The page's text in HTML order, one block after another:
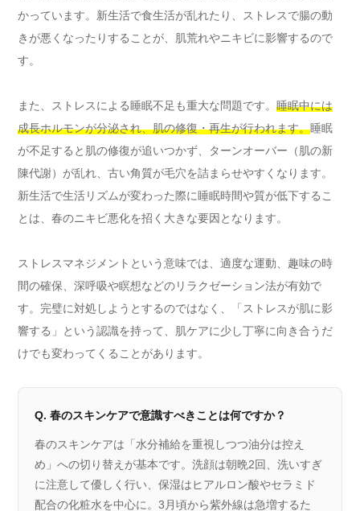
かっています。新生活で食生活が乱れたり、ストレスで腸の動
きが悪くなったりすることが、肌荒れやニキビに影響するので
す。
また、ストレスによる睡眠不足も重大な問題です。 睡眠中には
成長ホルモンが分泌され、肌の修復・再生が行われます。睡眠
が不足すると肌の修復が追いつかず、ターンオーバー（肌の新
陳代謝）が乱れ、古い角質が毛穴を詰まらせやすくなります。
新生活で生活リズムが変わった際に睡眠時間や質が低下するこ
とは、春のニキビ悪化を招く大きな要因となります。
ストレスマネジメントという意味では、適度な運動、趣味の時
間の確保、深呼吸や瞑想などのリラクゼーション法が有効で
す。完璧に対処しようとするのではなく、「ストレスが肌に影
響する」という認識を持って、肌ケアに少し丁寧に向き合うだ
けでも変わってくることがあります。
Q. 春のスキンケアで意識すべきことは何ですか？
春のスキンケアは「水分補給を重視しつつ油分は控え
め」への切り替えが基本です。洗顔は朝晩2回、洗いすぎ
に注意して優しく行い、保湿はヒアルロン酸やセラミド
配合の化粧水を中心に。3月頃から紫外線は急増するた